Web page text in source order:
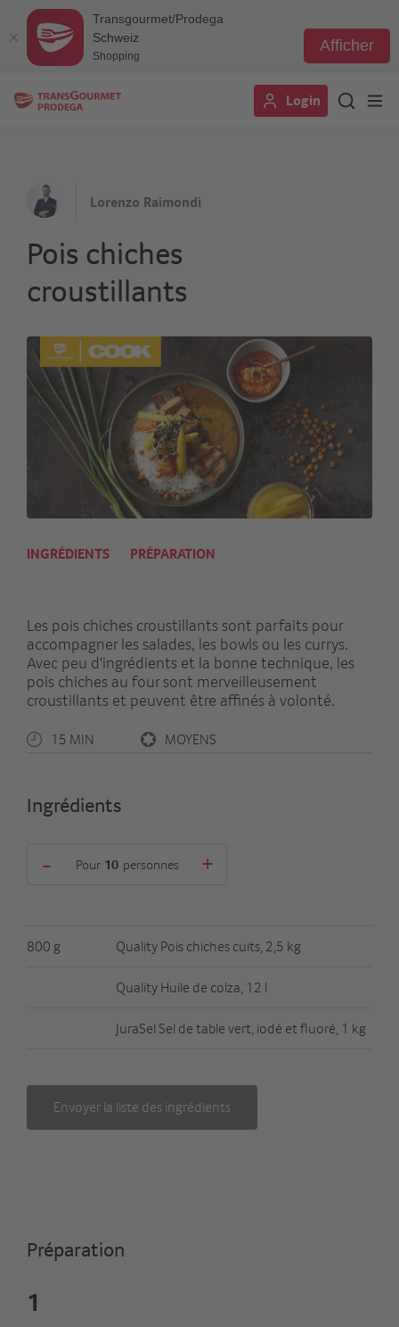
Transgourmet/Prodega
Schweiz
Shopping
Afficher
Login
Lorenzo Raimondi
Pois chiches
croustillants
INGRÉDIENTS PRÉPARATION
Les pois chiches croustillants sont parfaits pour
accompagner les salades, les bowls ou les currys.
Avec peu d'ingrédients et la bonne technique, les
pois chiches au four sont merveilleusement
croustillants et peuvent être affinés à volonté.
15 MIN MOYENS
Ingrédients
- Pour personnes +
800 g Quality Pois chiches cuits, 2,5 kg
Quality Huile de colza, 12 l
JuraSel Sel de table vert, iodé et fluoré, 1 kg
Envoyer la liste des ingrédients
Préparation
1